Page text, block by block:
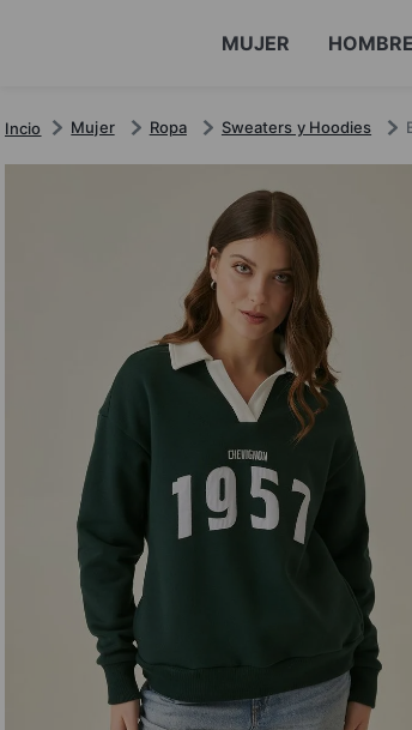
MUJER HOMBRE
Mujer Ropa Sweaters y Hoodies